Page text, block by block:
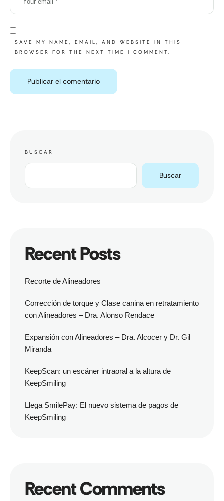
SAVE MY NAME, EMAIL, AND WEBSITE IN THIS
BROWSER FOR THE NEXT TIME I COMMENT.
BUSCAR
Buscar
Recent Posts
Recorte de Alineadores
Corrección de torque y Clase canina en retratamiento
con Alineadores – Dra. Alonso Rendace
Expansión con Alineadores – Dra. Alcocer y Dr. Gil
Miranda
KeepScan: un escáner intraoral a la altura de
KeepSmiling
Llega SmilePay: El nuevo sistema de pagos de
KeepSmiling
Recent Comments